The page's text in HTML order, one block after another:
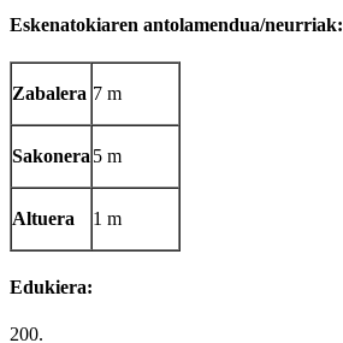
Eskenatokiaren antolamendua/neurriak:
Zabalera 7 m
Sakonera 5 m
Altuera 1 m
Edukiera:
200.